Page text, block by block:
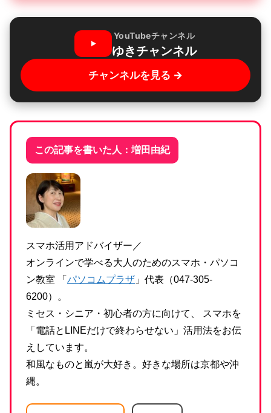
YouTubeチャンネル
ゆきチャンネル
チャンネルを見る →
この記事を書いた人：増田由紀
スマホ活用アドバイザー／
オンラインで学べる大人のためのスマホ・パソコ
ン教室 「 パソコムプラザ 」代表（047-305-
6200）。
ミセス・シニア・初心者の方に向けて、 スマホを
「電話とLINEだけで終わらせない」活用法をお伝
えしています。
和風なものと嵐が大好き。好きな場所は京都や沖
縄。